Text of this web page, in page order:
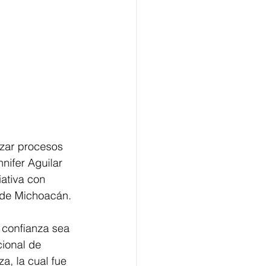
procesos
Aguilar
con
Michoacán.
sea
de
la cual fue